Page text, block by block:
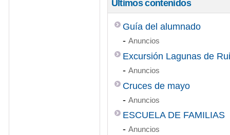
Últimos contenidos
Guía del alumnado
- Anuncios
Excursión Lagunas de
- Anuncios
Cruces de mayo
- Anuncios
ESCUELA DE FAMILIAS
- Anuncios